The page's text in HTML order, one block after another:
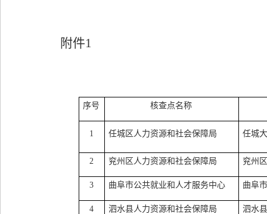
附件1
序号 核查点名称
1 任城区人力资源和社会保障局 任城
2 兖州区人力资源和社会保障局 兖州
3 曲阜市公共就业和人才服务中心 曲阜
4 泗水县人力资源和社会保障局 泗水